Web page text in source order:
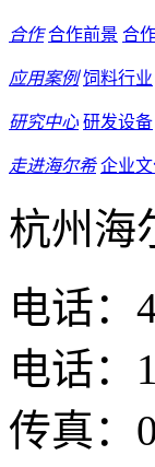
合作 合作前景 合
应用案例 饲料行业
研究中心 研发设备
走进海尔希 企业
杭州海
电话：
电话：
传真：